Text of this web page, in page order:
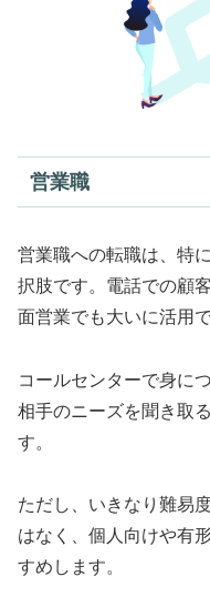
営業職
営業職への転職は、特
択肢です。電話での顧
面営業でも大いに活用で
コールセンターで身に
相手のニーズを聞き取
す。
ただし、いきなり難易
はなく、個人向けや有
すめします。